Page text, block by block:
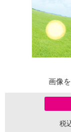
画像
税